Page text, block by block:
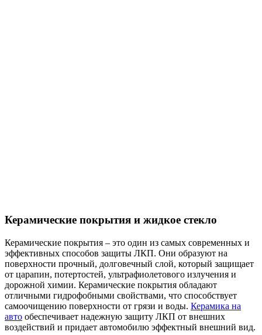
Керамические покрытия и жидкое стекло
Керамические покрытия – это один из самых современных и
эффективных способов защиты ЛКП. Они образуют на
поверхности прочный, долговечный слой, который защищает
от царапин, потертостей, ультрафиолетового излучения и
дорожной химии. Керамические покрытия обладают
отличными гидрофобными свойствами, что способствует
самоочищению поверхности от грязи и воды. Керамика на
авто обеспечивает надежную защиту ЛКП от внешних
воздействий и придает автомобилю эффектный внешний вид.